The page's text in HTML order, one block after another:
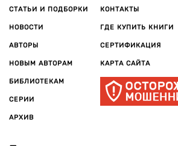
СТАТЬИ И ПОДБОРКИ
НОВОСТИ
АВТОРЫ
НОВЫМ АВТОРАМ
БИБЛИОТЕКАМ
СЕРИИ
АРХИВ
КОНТАКТЫ
ГДЕ КУПИТЬ КНИГИ
СЕРТИФИКАЦИЯ
КАРТА САЙТА